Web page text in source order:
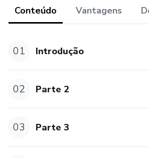
✅Ficha de orientação para secretaria
✅Termos de consentimento
✅Tabela de controle de materiais para
✅Planilha para tabela de valores
Conteúdo Vantagens
01 Introdução
02 Parte 2
03 Parte 3